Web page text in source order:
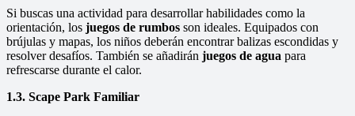
Si buscas una actividad para desarrollar habilidades como la
orientación, los juegos de rumbos son ideales. Equipados con
brújulas y mapas, los niños deberán encontrar balizas escondidas y
resolver desafíos. También se añadirán juegos de agua para
refrescarse durante el calor.
1.3. Scape Park Familiar